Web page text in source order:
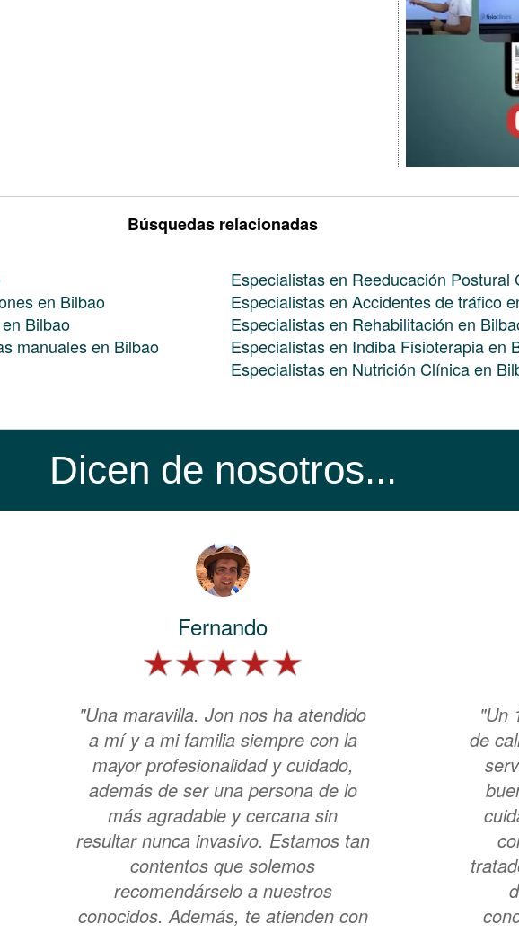
Búsquedas relacionadas
en Bilbao
Bilbao
manuales en Bilbao
Especialistas en Reeducación Postural
Especialistas en Accidentes de tráfico
Especialistas en Rehabilitación en
Especialistas en Indiba Fisioterapia en
Especialistas en Nutrición Clínica en
Dicen de nosotros...
Fernando
"Una maravilla. Jon nos ha atendido
a mí y a mi familia siempre con la
mayor profesionalidad y cuidado,
además de ser una persona de lo
más agradable y cercana sin
resultar nunca invasivo. Estamos tan
contentos que solemos
recomendárselo a nuestros
conocidos. Además, te atienden con
"Un
de